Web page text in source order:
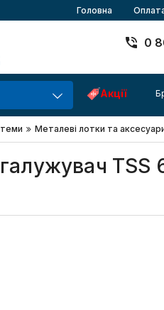
Головна
0
Акції
Металеві лотки та
TSS